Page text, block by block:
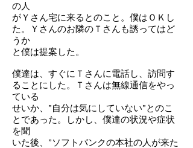
の人
がＹさん宅に来るとのこと。僕はＯＫし
た。Ｙさんのお隣のＴさんも誘ってはど
うか
と僕は提案した。
僕達は、すぐにＴさんに電話し、訪問す
ることにした。Ｔさんは無線通信をやっ
ている
せいか、”自分は気にしていない”とのこ
とであった。しかし、僕達の状況や症状
を聞
いた後、”ソフトバンクの本社の人が来た